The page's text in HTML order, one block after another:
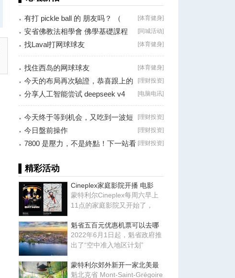
[体育健身]
有打 pickle ball 的 朋友吗？ （
Brossard
[同城活动]
安省佛教法相學會 佛學基礎課程
（第二十八
[体育健身]
找Laval打网球球友
[体育健身]
找住西岛的网球球友
[理财投资]
今天的布局再次驗證，恭喜跟上的
朋友！
[电脑电讯]
分享人工智能尝试 deepseek v4
falsh, 据说
[理财投资]
今天终于等到机会，又吃到一波短
线利润！
[理财投资]
今日盤前操作
[理财投资]
7800 是壓力，不是終點！下一站看
▌精彩活动
Cineplex家庭影院开播 电影
蒙特利尔Cineplex每周六早上
11点的家庭影院又开始了，
魁省五百元优惠机票可以去哪
2022年6月1日起，魁省政府推
出了“空中准入地区计划”
蒙特利尔郊外新开一家北美最
魁北克省 Mont-Saint-Grégoire